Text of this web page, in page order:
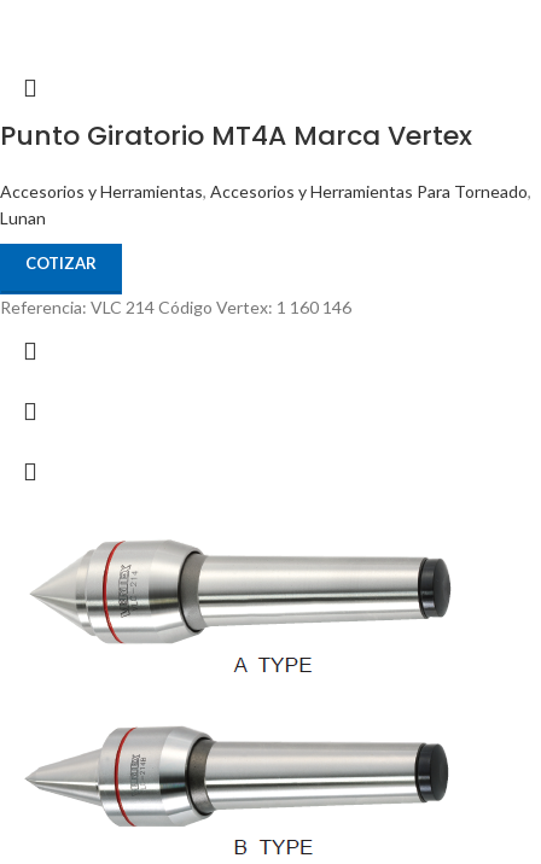
Punto Giratorio MT4A Marca Vertex
Accesorios y Herramientas, Accesorios y Herramientas Para Torneado,
Lunan
COTIZAR
Referencia: VLC 214 Código Vertex: 1 160 146